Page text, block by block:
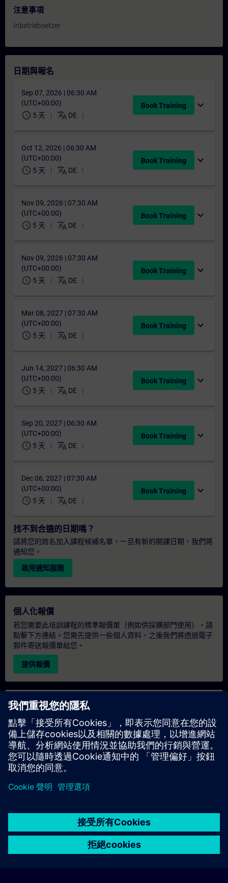
explore
注意事項
Inbetriebsetzer
日期與報名
Sep 07, 2026 | 06:30 AM
(UTC+00:00)
schedule 5 天 translate DE
Book Training expand_more
Oct 12, 2026 | 06:30 AM
(UTC+00:00)
schedule 5 天 translate DE
Book Training expand_more
Nov 09, 2026 | 07:30 AM
(UTC+00:00)
schedule 5 天 translate DE
Book Training expand_more
Nov 09, 2026 | 07:30 AM
(UTC+00:00)
schedule 5 天 translate DE
Book Training expand_more
Mar 08, 2027 | 07:30 AM
(UTC+00:00)
schedule 5 天 translate DE
Book Training expand_more
Jun 14, 2027 | 06:30 AM
(UTC+00:00)
schedule 5 天 translate DE
Book Training expand_more
Sep 20, 2027 | 06:30 AM
(UTC+00:00)
schedule 5 天 translate DE
Book Training expand_more
Dec 06, 2027 | 07:30 AM
(UTC+00:00)
schedule 5 天 translate DE
Book Training expand_more
找不到合適的日期嗎？
請將您的姓名加入課程候補名單，一旦有新的開課日期，我們將
通知您。
啟用通知服務
個人化報價
若您需要此培訓課程的標準報價單（例如供採購部門使用），請
點擊下方連結。您需先提供一些個人資料，之後我們將透過電子
郵件寄送報價單給您。
提供報價
專屬培訓諮詢
若您需要針對專屬培訓課程（無論是現場、線上或於我們的
SITRAIN 培訓中心舉辦）索取報價，請填寫下方的諮詢表單。此
類請求適合較大規模的團體（6 人以上）。提供您的聯絡資料及
培訓需求後，我們將向您發送報價單。
索取專屬報價